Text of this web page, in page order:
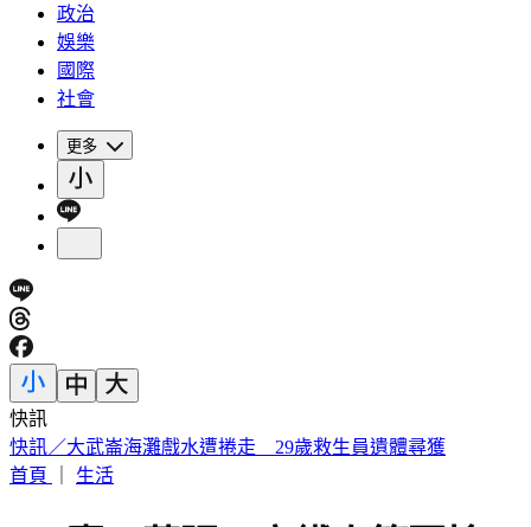
政治
娛樂
國際
社會
更多
快訊
台股急彈是假象？杜金龍示警：震盪還沒完「這檔」別長抱
首頁
生活